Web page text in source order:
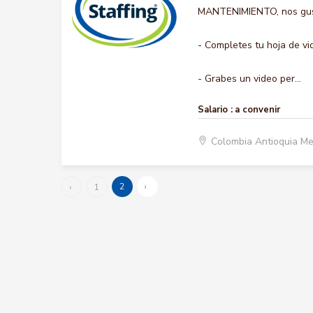
MANTENIMIENTO, nos
- Completes tu hoja de
- Grabes un video per...
Salario : a convenir
Colombia Antioquia
‹ 1 2 ›